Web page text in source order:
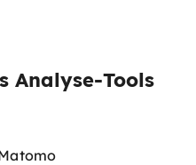
Analyse-Tools